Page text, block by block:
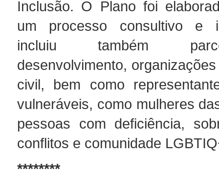
Inclusão. O Plano foi
um processo consultivo e
incluiu também
desenvolvimento,
civil, bem como
vulneráveis, como mulheres
pessoas com deficiência,
conflitos e comunidade
********